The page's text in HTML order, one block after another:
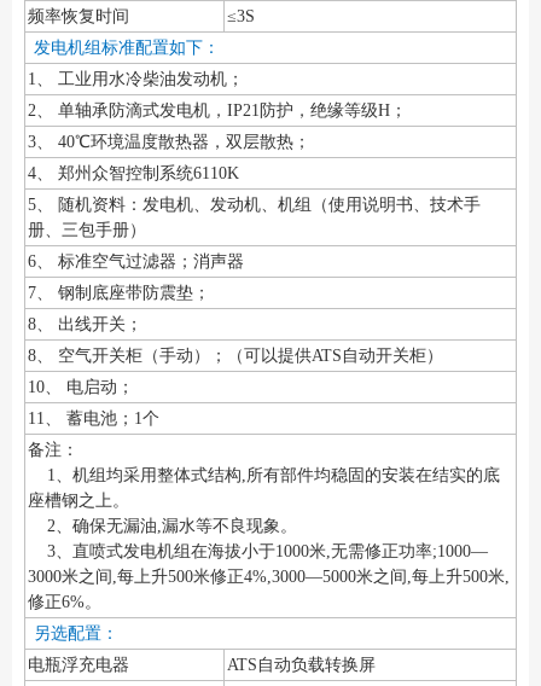
频率恢复时间
≤3S
发电机组标准配置如下：
1、 工业用水冷柴油发动机；
2、 单轴承防滴式发电机，IP21防护，绝缘等级H；
3、 40℃环境温度散热器，双层散热；
4、 郑州众智控制系统6110K
5、 随机资料：发电机、发动机、机组（使用说明书、技术手
册、三包手册）
6、 标准空气过滤器；消声器
7、 钢制底座带防震垫；
8、 出线开关；
8、 空气开关柜（手动）；（可以提供ATS自动开关柜）
10、 电启动；
11、 蓄电池；1个
备注：
1、机组均采用整体式结构,所有部件均稳固的安装在结实的底
座槽钢之上。
2、确保无漏油,漏水等不良现象。
3、直喷式发电机组在海拔小于1000米,无需修正功率;1000—
3000米之间,每上升500米修正4%,3000—5000米之间,每上升500米,
修正6%。
另选配置：
电瓶浮充电器
ATS自动负载转换屏